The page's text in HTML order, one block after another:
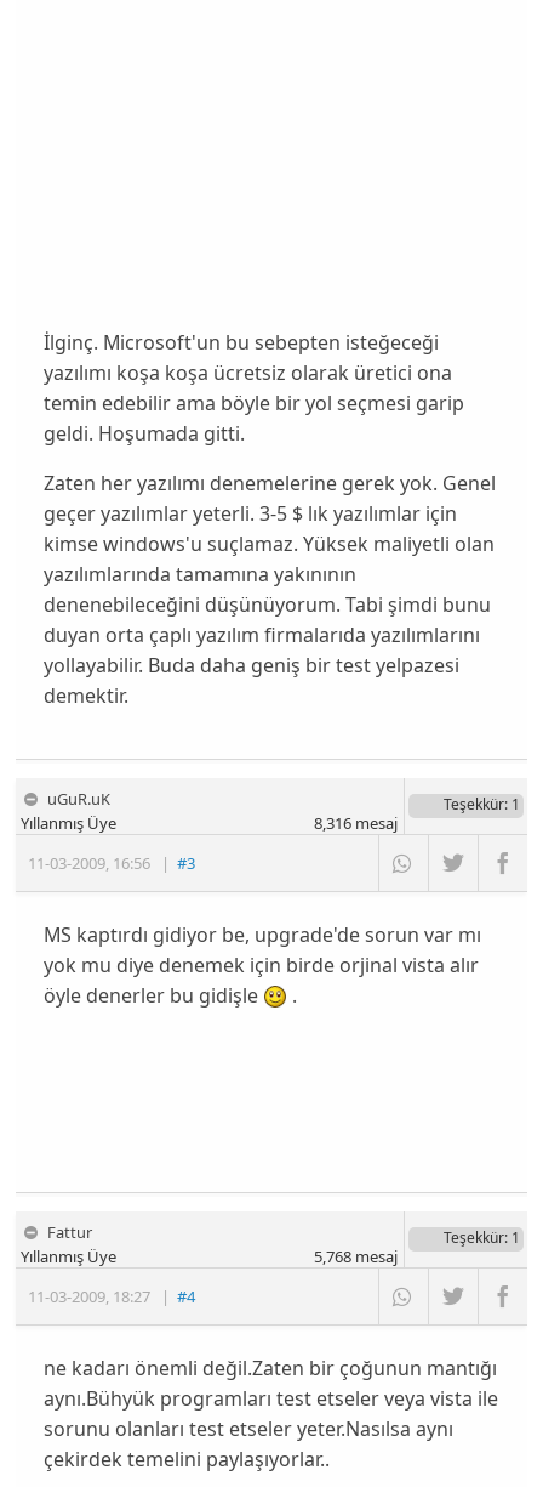
İlginç. Microsoft'un bu sebepten isteğeceği
yazılımı koşa koşa ücretsiz olarak üretici ona
temin edebilir ama böyle bir yol seçmesi garip
geldi. Hoşumada gitti.
Zaten her yazılımı denemelerine gerek yok. Genel
geçer yazılımlar yeterli. 3-5 $ lık yazılımlar için
kimse windows'u suçlamaz. Yüksek maliyetli olan
yazılımlarında tamamına yakınının
denenebileceğini düşünüyorum. Tabi şimdi bunu
duyan orta çaplı yazılım firmalarıda yazılımlarını
yollayabilir. Buda daha geniş bir test yelpazesi
demektir.
uGuR.uK
11-03-2009, 16:56 |#3
Yıllanmış Üye
Teşekkür: 1
8,316mesaj
MS kaptırdı gidiyor be, upgrade'de sorun var mı
yok mu diye denemek için birde orjinal vista alır
öyle denerler bu gidişle
.
Fattur
11-03-2009, 18:27 |#4
Yıllanmış Üye
Teşekkür: 1
5,768mesaj
ne kadarı önemli değil.Zaten bir çoğunun mantığı
aynı.Bühyük programları test etseler veya vista ile
sorunu olanları test etseler yeter.Nasılsa aynı
çekirdek temelini paylaşıyorlar..